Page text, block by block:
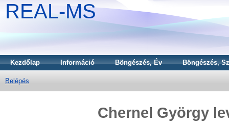
REAL-MS
Kezdőlap Információ Böngészés, Év Böngészés,
Belépés
Chernel György